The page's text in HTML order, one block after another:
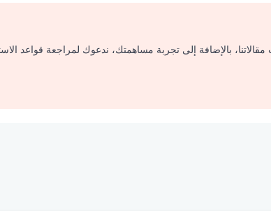
بالإضافة إلى تجربة مساهمتك، ندعوك لمراجعة قواعد